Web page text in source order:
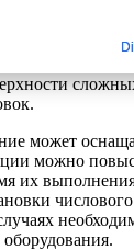
шпиндельной
может
можно
их